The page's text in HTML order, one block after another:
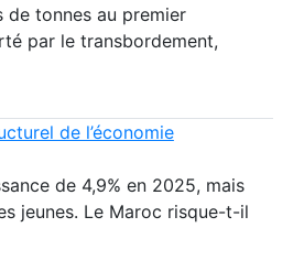
tonnes au premier
par le transbordement,
de l’économie
de 4,9% en 2025, mais
jeunes. Le Maroc risque-t-il